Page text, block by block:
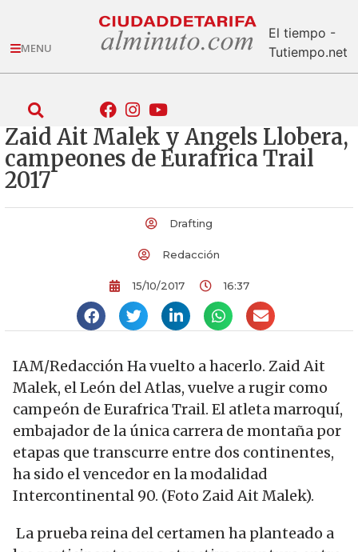
MENU
El tiempo -
Tutiempo.net
Zaid Ait Malek y Angels Llobera,
campeones de Eurafrica Trail
2017
Drafting
Redacción
15/10/2017 16:37
IAM/Redacción Ha vuelto a hacerlo. Zaid Ait
Malek, el León del Atlas, vuelve a rugir como
campeón de Eurafrica Trail. El atleta marroquí,
embajador de la única carrera de montaña por
etapas que transcurre entre dos continentes,
ha sido el vencedor en la modalidad
Intercontinental 90. (Foto Zaid Ait Malek).
La prueba reina del certamen ha planteado a